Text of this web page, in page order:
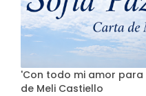
'Con todo mi amor para
de Meli Castiello